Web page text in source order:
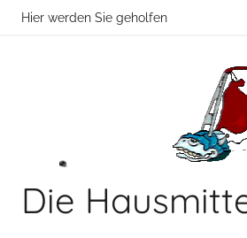
ZumHier werden Sie geholfen
Die